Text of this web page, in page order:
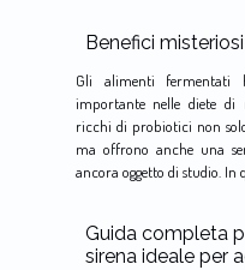
Benefici
Gli alimenti fermentati
importante nelle diete di
ricchi di probiotici non
ma offrono anche una
ancora oggetto di studio. In
Guida completa
sirena ideale per